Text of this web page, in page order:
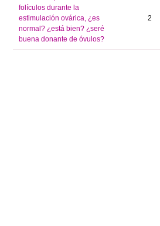
folículos durante la
estimulación ovárica, ¿es
normal? ¿está bien? ¿seré
buena donante de óvulos?
2